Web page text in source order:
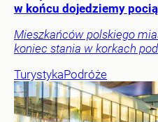
w końcu dojedziemy
Mieszkańców polskiego
koniec stania w korkach
TurystykaPodróże